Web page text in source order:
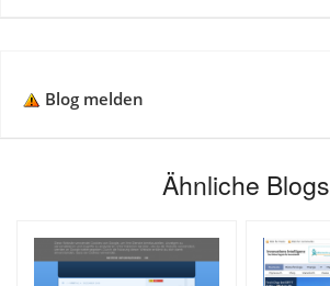
Blog melden
Ähnliche Blogs